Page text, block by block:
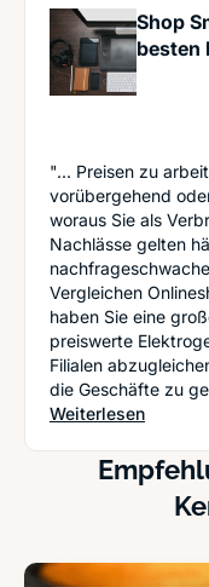
Shop
besten
"... Preisen zu
vorübergehend
woraus Sie als
Nachlässe gelten
Vergleichen
haben Sie eine
preiswerte
Filialen
die Geschäfte zu
Weiterlesen: Shop